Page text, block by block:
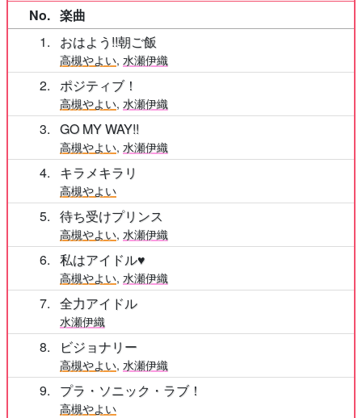
No. 楽曲
1
おはよう!!朝ご飯
高槻やよい, 水瀬伊織
2 ポジティブ！
高槻やよい, 水瀬伊織
3 GO MY WAY!!
高槻やよい, 水瀬伊織
4 キラメキラリ
高槻やよい
5 待ち受けプリンス
高槻やよい, 水瀬伊織
6 私はアイドル♥
高槻やよい, 水瀬伊織
7 全力アイドル
水瀬伊織
8 ビジョナリー
高槻やよい, 水瀬伊織
9 プラ・ソニック・ラブ！
高槻やよい